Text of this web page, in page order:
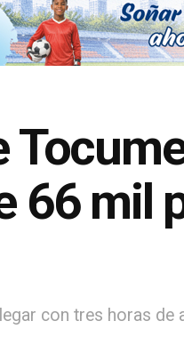
66 mil
con tres horas de